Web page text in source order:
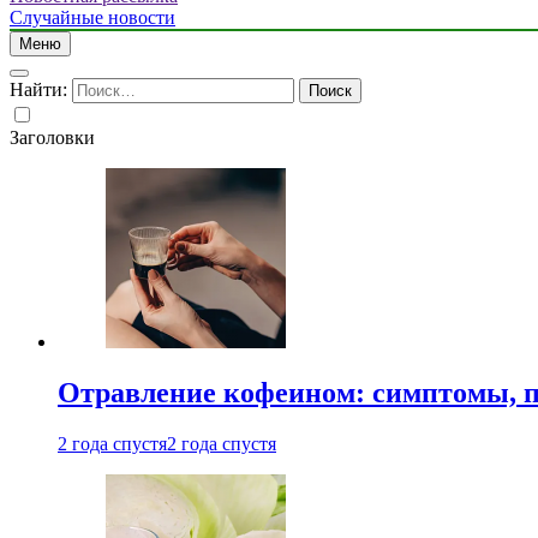
Случайные новости
Меню
Найти:
Заголовки
Отравление кофеином: симптомы,
2 года спустя2 года спустя